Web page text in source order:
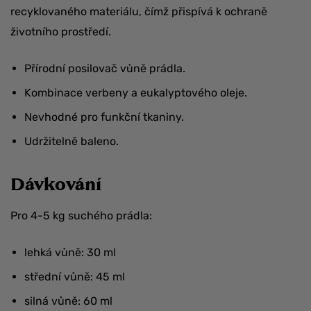
recyklovaného materiálu, čímž přispívá k ochraně
životního prostředí.
Přírodní posilovač vůně prádla.
Kombinace verbeny a eukalyptového oleje.
Nevhodné pro funkční tkaniny.
Udržitelně baleno.
Dávkování
Pro 4-5 kg suchého prádla:
lehká vůně: 30 ml
střední vůně: 45 ml
silná vůně: 60 ml